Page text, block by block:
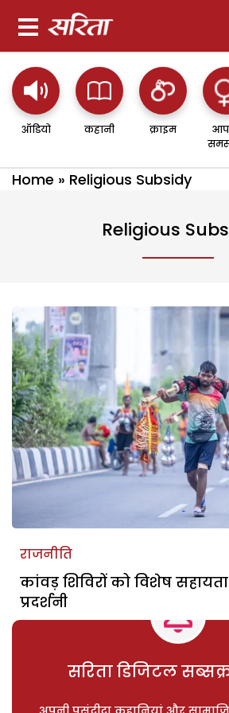
ऑडियो कहानी क्राइम
Home » Religious Subsidy
Religious
राजनीति
कांवड़ शिविरों को विशेष
प्रदर्शनी
सरिता डिजिटल